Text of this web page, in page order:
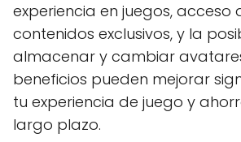
experiencia en juegos, acceso
contenidos exclusivos, y la
almacenar y cambiar
beneficios pueden mejorar
tu experiencia de juego y
largo plazo.